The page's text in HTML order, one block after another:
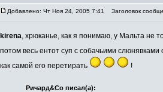
Добавлено: Чт Ноя 24, 2005 7:41 Заголовок
kirena, хрюканье, как я понимаю, у Мальта не
потом весь ентот суп с собачьими
как самой его перетирать
!
Ричард&Со писал(а):